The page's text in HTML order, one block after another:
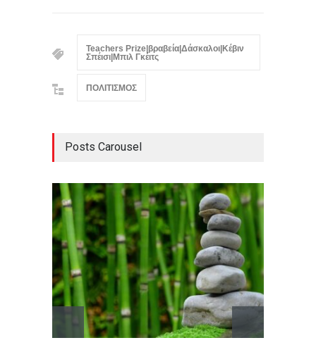
Teachers Prize|βραβεία|Δάσκαλοι|Κέβιν
Σπέισι|Μπιλ Γκέιτς
ΠΟΛΙΤΙΣΜΟΣ
Posts Carousel